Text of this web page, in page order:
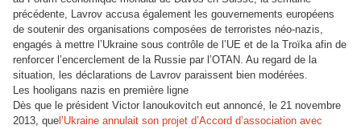
précédente, Lavrov accusa également les gouvernements européens
de soutenir des organisations composées de terroristes néo-nazis,
engagés à mettre l’Ukraine sous contrôle de l’UE et de la Troïka afin de
renforcer l’encerclement de la Russie par l’OTAN. Au regard de la
situation, les déclarations de Lavrov paraissent bien modérées.
Les hooligans nazis en première ligne
Dès que le président Victor Ianoukovitch eut annoncé, le 21 novembre
2013, que l’Ukraine annulait son projet d’Accord d’association avec